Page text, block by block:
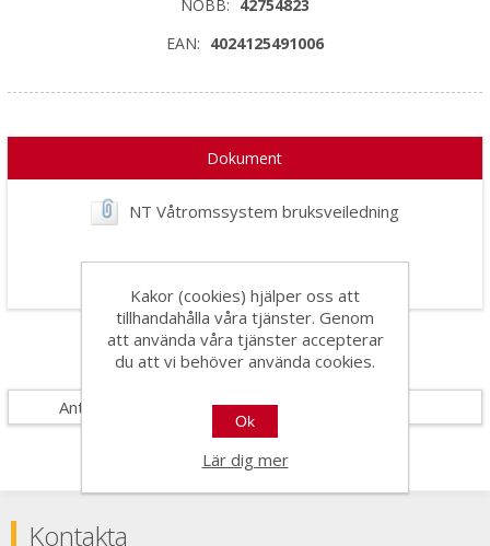
NOBB: 42754823
EAN: 4024125491006
Dokument
NT Våtromssystem bruksveiledning
Specifikationer
Antal i förpackning
Kontakta
Kakor (cookies) hjälper oss att
tillhandahålla våra tjänster. Genom
att använda våra tjänster accepterar
du att vi behöver använda cookies.
Ok
Lär dig mer